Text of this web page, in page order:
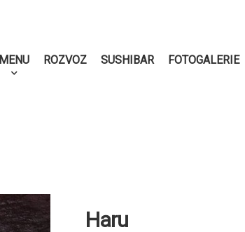
MENU ROZVOZ SUSHIBAR FOTOGALERIE
Haru